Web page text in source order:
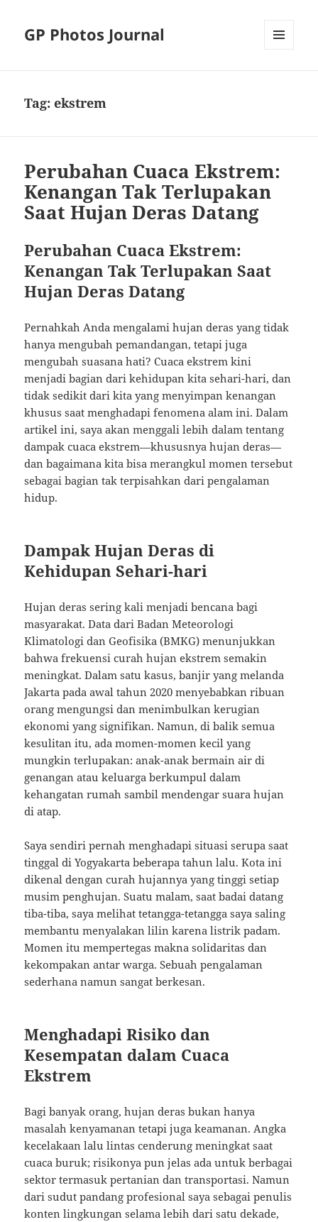
GP Photos Journal
Tag:ekstrem
Perubahan Cuaca Ekstrem:
Kenangan Tak Terlupakan
Saat Hujan Deras Datang
Perubahan Cuaca Ekstrem:
Kenangan Tak Terlupakan Saat
Hujan Deras Datang
Pernahkah Anda mengalami hujan deras yang tidak
hanya mengubah pemandangan, tetapi juga
mengubah suasana hati? Cuaca ekstrem kini
menjadi bagian dari kehidupan kita sehari-hari, dan
tidak sedikit dari kita yang menyimpan kenangan
khusus saat menghadapi fenomena alam ini. Dalam
artikel ini, saya akan menggali lebih dalam tentang
dampak cuaca ekstrem—khususnya hujan deras—
dan bagaimana kita bisa merangkul momen tersebut
sebagai bagian tak terpisahkan dari pengalaman
hidup.
Dampak Hujan Deras di
Kehidupan Sehari-hari
Hujan deras sering kali menjadi bencana bagi
masyarakat. Data dari Badan Meteorologi
Klimatologi dan Geofisika (BMKG) menunjukkan
bahwa frekuensi curah hujan ekstrem semakin
meningkat. Dalam satu kasus, banjir yang melanda
Jakarta pada awal tahun 2020 menyebabkan ribuan
orang mengungsi dan menimbulkan kerugian
ekonomi yang signifikan. Namun, di balik semua
kesulitan itu, ada momen-momen kecil yang
mungkin terlupakan: anak-anak bermain air di
genangan atau keluarga berkumpul dalam
kehangatan rumah sambil mendengar suara hujan
di atap.
Saya sendiri pernah menghadapi situasi serupa saat
tinggal di Yogyakarta beberapa tahun lalu. Kota ini
dikenal dengan curah hujannya yang tinggi setiap
musim penghujan. Suatu malam, saat badai datang
tiba-tiba, saya melihat tetangga-tetangga saya saling
membantu menyalakan lilin karena listrik padam.
Momen itu mempertegas makna solidaritas dan
kekompakan antar warga. Sebuah pengalaman
sederhana namun sangat berkesan.
Menghadapi Risiko dan
Kesempatan dalam Cuaca
Ekstrem
Bagi banyak orang, hujan deras bukan hanya
masalah kenyamanan tetapi juga keamanan. Angka
kecelakaan lalu lintas cenderung meningkat saat
cuaca buruk; risikonya pun jelas ada untuk berbagai
sektor termasuk pertanian dan transportasi. Namun
dari sudut pandang profesional saya sebagai penulis
konten lingkungan selama lebih dari satu dekade,